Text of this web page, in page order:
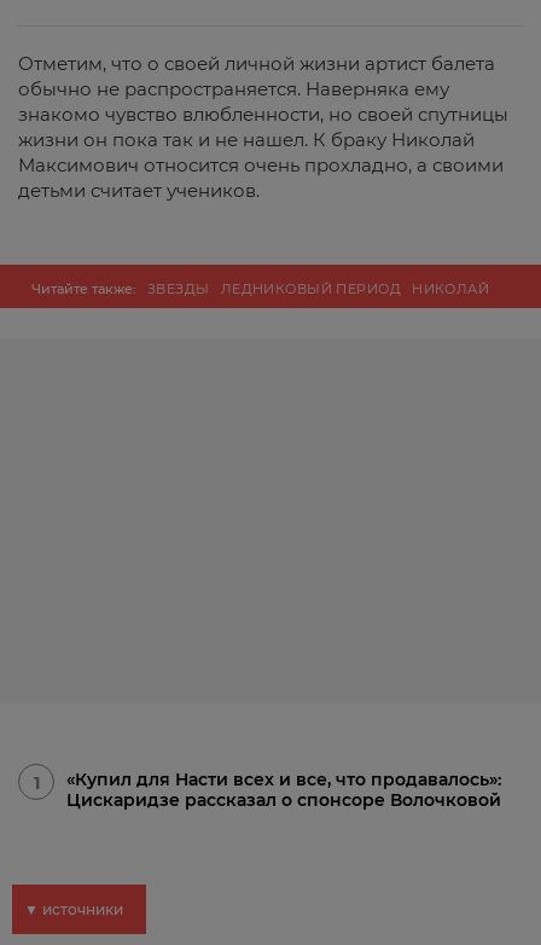
Отметим, что о своей личной жизни артист балета
обычно не распространяется. Наверняка ему
знакомо чувство влюбленности, но своей спутницы
жизни он пока так и не нашел. К браку Николай
Максимович относится очень прохладно, а своими
детьми считает учеников.
Читайте также: ЗВЕЗДЫ ЛЕДНИКОВЫЙ ПЕРИОД
НИКОЛАЙ
ЦИСКАРИДЗЕ
1
«Купил для Насти всех и все, что продавалось»:
Цискаридзе рассказал о спонсоре Волочковой
▼ источники